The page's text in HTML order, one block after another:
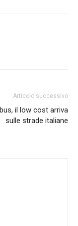
Articolo successivo
il low cost arriva
sulle strade italiane